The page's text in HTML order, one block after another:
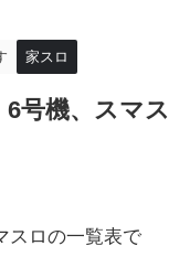
家スロ
6号機、スマス
スロの一覧表で